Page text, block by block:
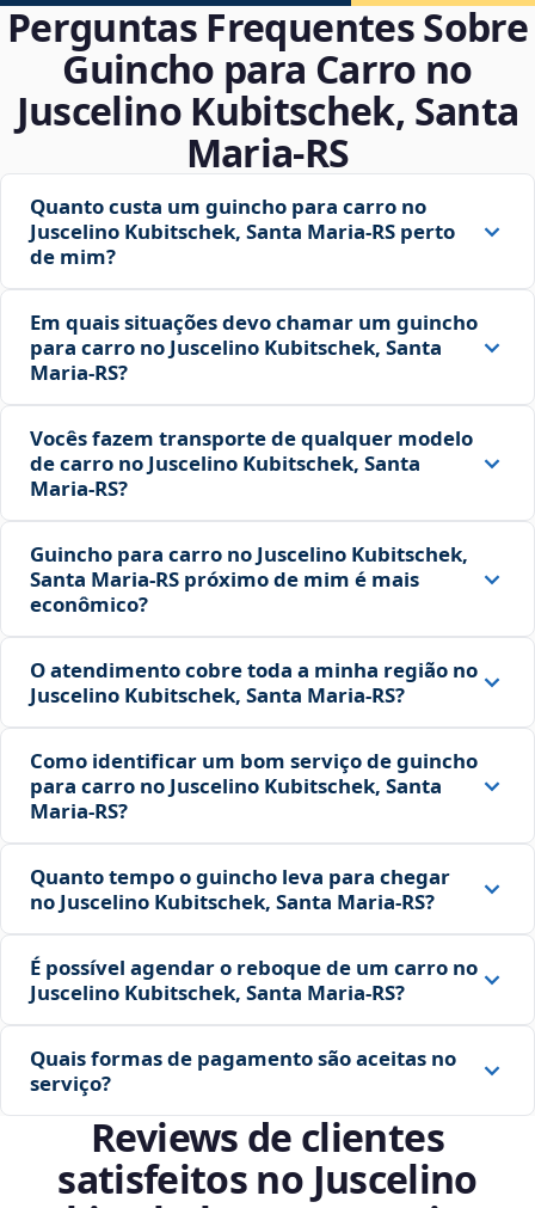
Perguntas Frequentes Sobre
Guincho para Carro no
Juscelino Kubitschek, Santa
Maria‑RS
Quanto custa um guincho para carro no
Juscelino Kubitschek, Santa Maria‑RS perto
de mim?
Em quais situações devo chamar um guincho
para carro no Juscelino Kubitschek, Santa
Maria‑RS?
Vocês fazem transporte de qualquer modelo
de carro no Juscelino Kubitschek, Santa
Maria‑RS?
Guincho para carro no Juscelino Kubitschek,
Santa Maria‑RS próximo de mim é mais
econômico?
O atendimento cobre toda a minha região no
Juscelino Kubitschek, Santa Maria‑RS?
Como identificar um bom serviço de guincho
para carro no Juscelino Kubitschek, Santa
Maria‑RS?
Quanto tempo o guincho leva para chegar
no Juscelino Kubitschek, Santa Maria‑RS?
É possível agendar o reboque de um carro no
Juscelino Kubitschek, Santa Maria‑RS?
Quais formas de pagamento são aceitas no
serviço?
Reviews de clientes
satisfeitos no Juscelino